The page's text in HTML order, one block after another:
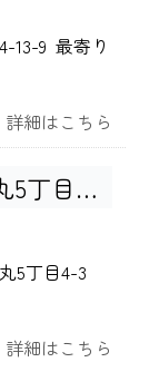
13-9 最寄り
詳細はこちら
目no2
5丁目4-3
詳細はこちら